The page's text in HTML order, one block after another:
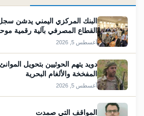
البنك المركزي اليمني يدشن
القطاع المصرفي بآلية رقمية
أغسطس 5, 2026
دويد يتهم الحوثيين بتحويل
المفخخة والألغام البحرية
أغسطس 5, 2026
المواقف التي صمدت